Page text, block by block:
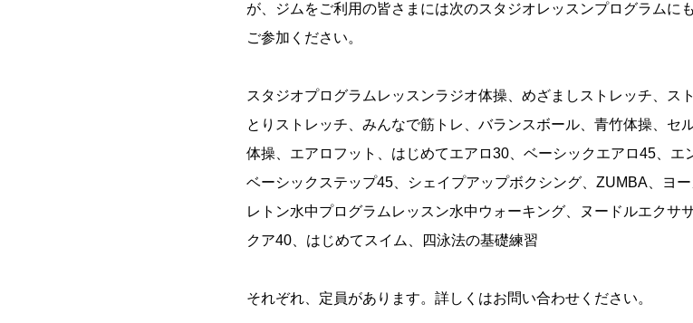
が、ジムをご利用の皆さまには次のスタジオレッスンプログラムに
ご参加ください。
スタジオプログラムレッスンラジオ体操、めざましストレッチ、ス
とりストレッチ、みんなで筋トレ、バランスボール、青竹体操、セ
体操、エアロフット、はじめてエアロ30、ベーシックエアロ45、エ
ベーシックステップ45、シェイプアップボクシング、ZUMBA、ヨ
レトン水中プログラムレッスン水中ウォーキング、ヌードルエクサ
クア40、はじめてスイム、四泳法の基礎練習
それぞれ、定員があります。詳しくはお問い合わせください。